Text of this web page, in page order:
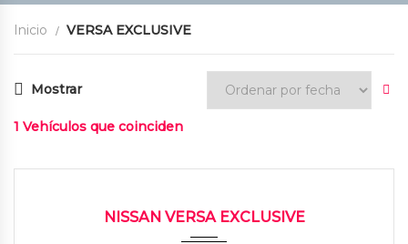
Inicio VERSA EXCLUSIVE
Mostrar
1 Vehículos que coinciden
NISSAN VERSA EXCLUSIVE